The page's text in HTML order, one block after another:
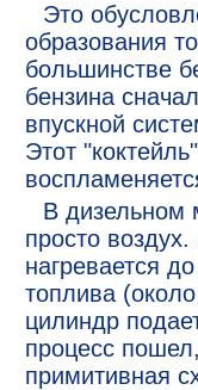
Это
образования
большинстве
бензина
впускной
Этот
В дизельном
просто
нагревается
топлива
цилиндр
процесс пошел,
примитивная